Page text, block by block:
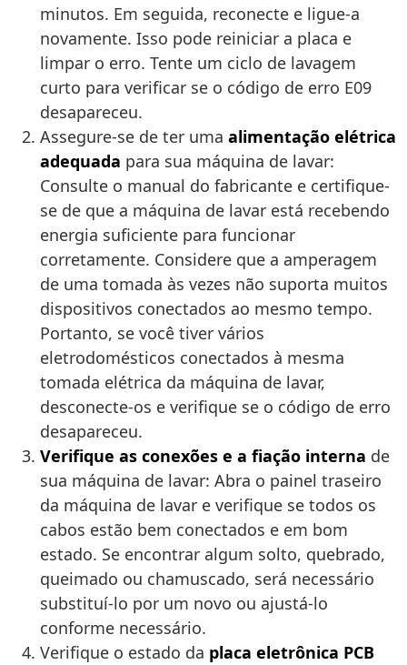
minutos. Em seguida, reconecte e ligue-a
novamente. Isso pode reiniciar a placa e
limpar o erro. Tente um ciclo de lavagem
curto para verificar se o código de erro E09
desapareceu.
Assegure-se de ter uma alimentação elétrica
adequada para sua máquina de lavar:
Consulte o manual do fabricante e certifique-
se de que a máquina de lavar está recebendo
energia suficiente para funcionar
corretamente. Considere que a amperagem
de uma tomada às vezes não suporta muitos
dispositivos conectados ao mesmo tempo.
Portanto, se você tiver vários
eletrodomésticos conectados à mesma
tomada elétrica da máquina de lavar,
desconecte-os e verifique se o código de erro
desapareceu.
Verifique as conexões e a fiação interna de
sua máquina de lavar: Abra o painel traseiro
da máquina de lavar e verifique se todos os
cabos estão bem conectados e em bom
estado. Se encontrar algum solto, quebrado,
queimado ou chamuscado, será necessário
substituí-lo por um novo ou ajustá-lo
conforme necessário.
Verifique o estado da placa eletrônica PCB